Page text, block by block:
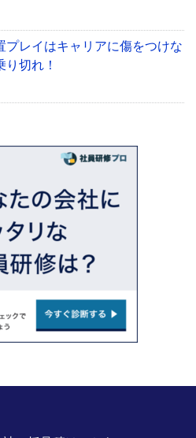
プレイはキャリアに傷をつけな
切れ！